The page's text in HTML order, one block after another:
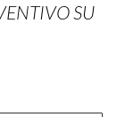
SU